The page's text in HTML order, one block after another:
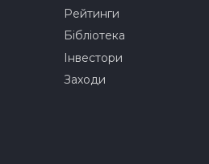
Рейтинги
Бібліотека
Інвестори
Заходи